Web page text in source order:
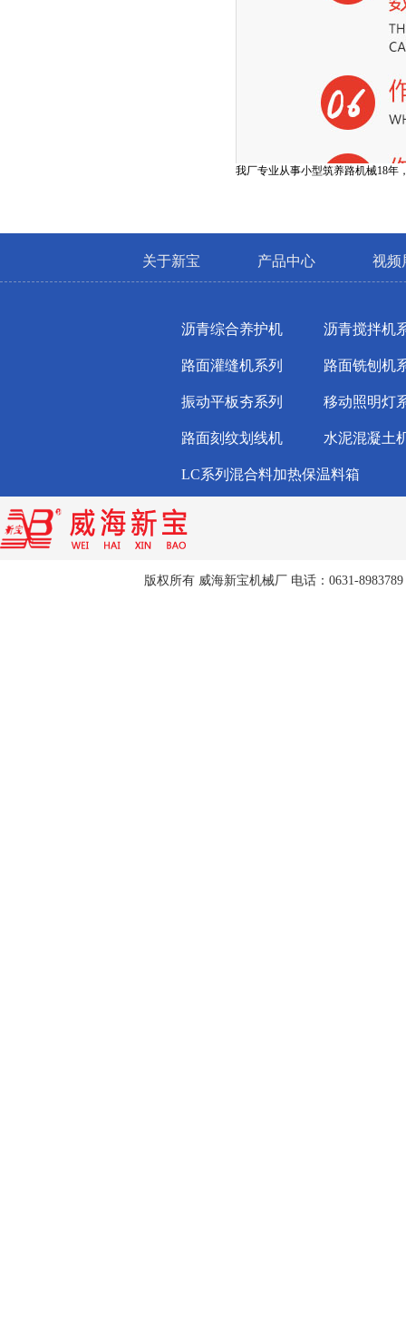
我厂专业从事小型筑养路机械18年
关于新宝 产品中心 视频
沥青综合养护机 沥青搅拌机
路面灌缝机系列 路面铣刨机
振动平板夯系列 移动照明灯
路面刻纹划线机 水泥混凝土
LC系列混合料加热保温料箱
版权所有 威海新宝机械厂 电话：0631-